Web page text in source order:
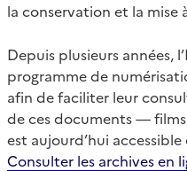
la conservation et la mise
Depuis plusieurs années,
programme de
afin de faciliter leur
de ces documents —
est aujourd’hui
Consulter les archives en